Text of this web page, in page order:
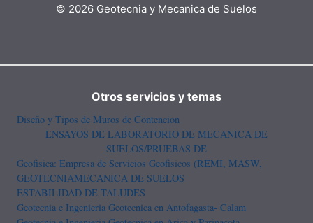
© 2026 Geotecnia y Mecanica de Suelos
Otros servicios y temas
Diseño y Tipos de Muros de Contencion
ENSAYOS DE LABORATORIO DE MECANICA DE
SUELOS/PRUEBAS DE
Geofisica: Empresa de Servicios Geofisicos (REMI, MASW,
GEOTECNIAMECANICA DE SUELOS
ESTABILIDAD DE TALUDES
Geotecnia e Ingenieria Geotecnica en Antofagasta- Calam